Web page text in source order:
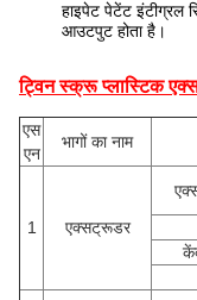
हाइपेट पेटेंट इंटीग्रल
आउटपुट होता है।
ट्विन स्क्रू प्लास्टिक
एस
एन
भागों का नाम
1 एक्सट्रूडर